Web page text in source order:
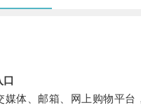
口
体、邮箱、网上购物平台